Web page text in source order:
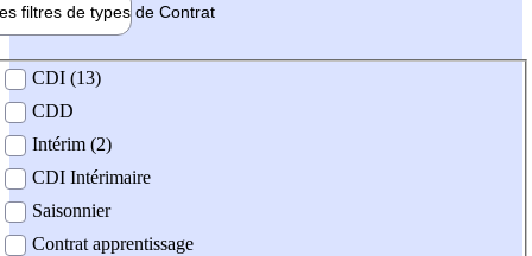
filtres de types de Contrat
contrat
CDI (13)
CDD
Intérim (2)
CDI Intérimaire
Saisonnier
Contrat apprentissage